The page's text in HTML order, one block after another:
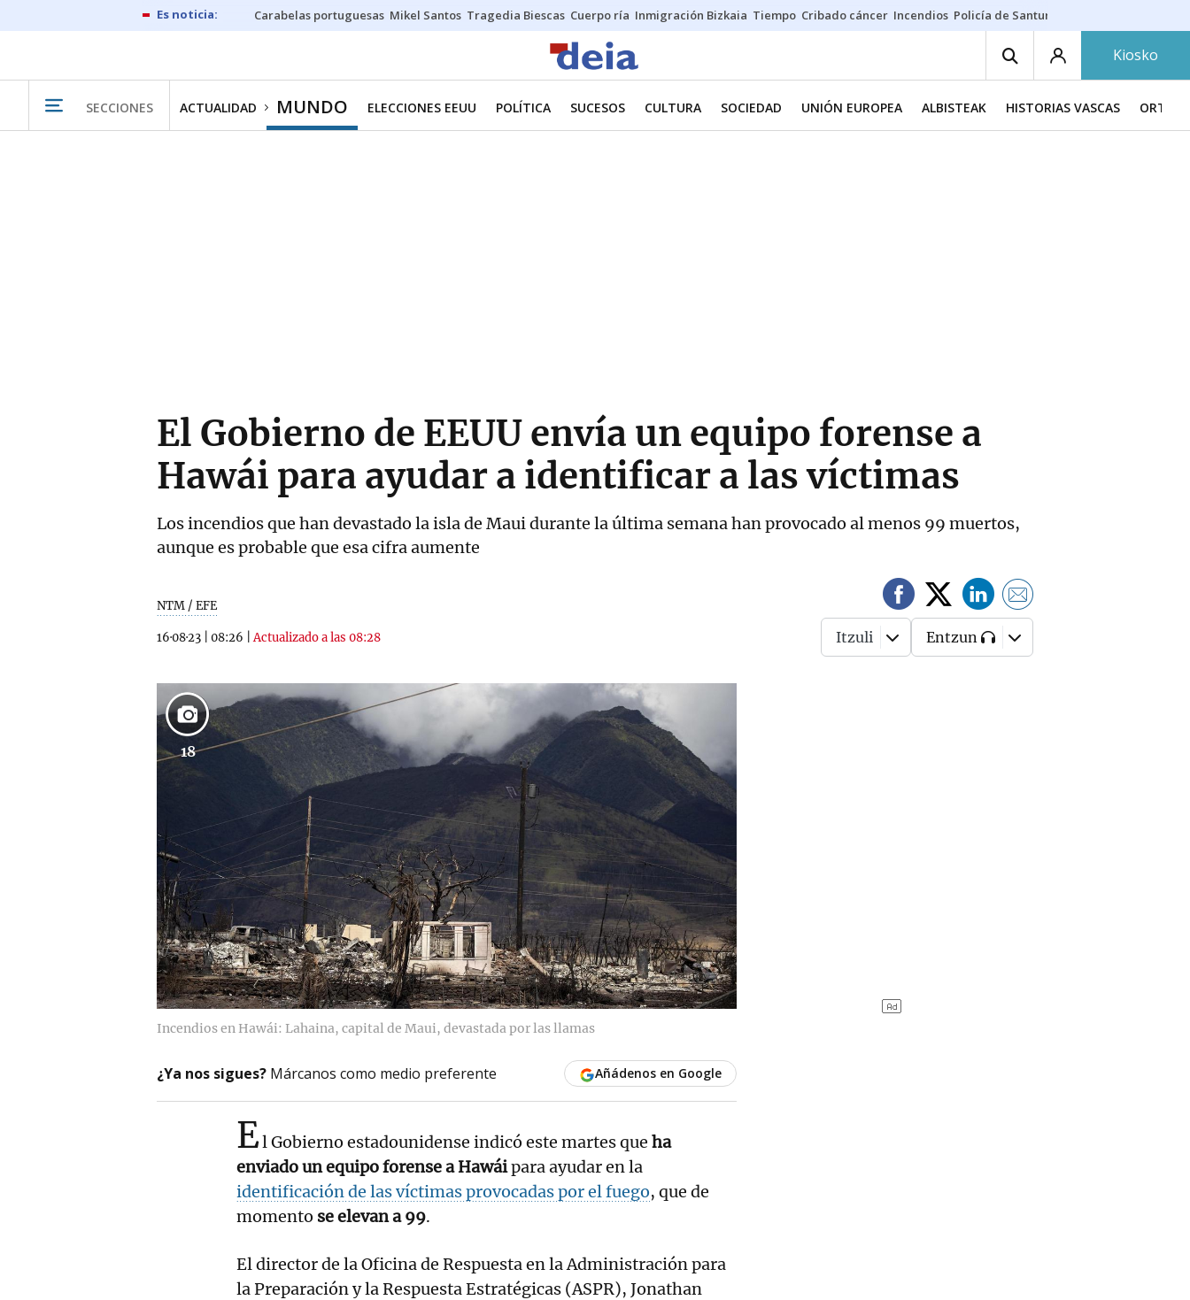
Carabelas portuguesas Mikel Santos Tragedia Biescas Cuerpo ría Inmigración Bizkaia Tiempo Cribado cáncer Incendios Policía de Santurtzi
Kiosko
SECCIONES ACTUALIDAD MUNDO ELECCIONES EEUU POLÍTICA SUCESOS CULTURA SOCIEDAD UNIÓN EUROPEA ALBISTEAK HISTORIAS VASCAS
El Gobierno de EEUU envía un equipo forense a
Hawái para ayudar a identificar a las víctimas
Los incendios que han devastado la isla de Maui durante la última semana han provocado al menos 99 muertos,
aunque es probable que esa cifra aumente
NTM / EFE
16·08·23 08:26 |Actualizado a las 08:28 Itzuli Entzun
18
Incendios en Hawái: Lahaina, capital de Maui, devastada por las llamas
¿Ya nos sigues? Márcanos como medio preferente Añádenos en Google
El Gobierno estadounidense indicó este martes que ha
enviado un equipo forense a Hawáipara ayudar en la
identificación de las víctimas provocadas por el fuego, que de
momento se elevan a 99.
El director de la Oficina de Respuesta en la Administración para
la Preparación y la Respuesta Estratégicas (ASPR), Jonathan